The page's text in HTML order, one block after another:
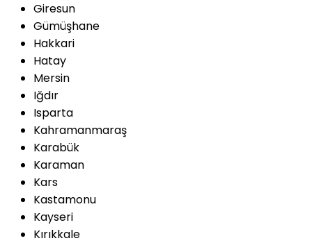
Giresun
Gümüşhane
Hakkari
Hatay
Mersin
Iğdır
Isparta
Kahramanmaraş
Karabük
Karaman
Kars
Kastamonu
Kayseri
Kırıkkale